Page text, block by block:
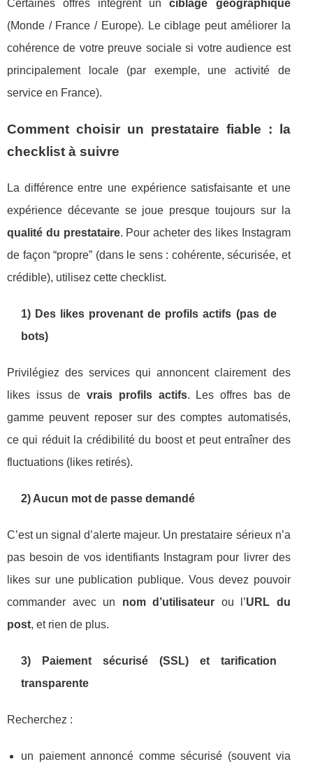
Certaines offres intègrent unciblage géographique
(Monde / France / Europe). Le ciblage peut améliorer la
cohérence de votre preuve sociale si votre audience est
principalement locale (par exemple, une activité de
service en France).
Comment choisir un prestataire fiable : la
checklist à suivre
La différence entre une expérience satisfaisante et une
expérience décevante se joue presque toujours sur la
qualité du prestataire. Pour acheter des likes Instagram
de façon “propre” (dans le sens : cohérente, sécurisée, et
crédible), utilisez cette checklist.
1) Des likes provenant de profils actifs (pas de
bots)
Privilégiez des services qui annoncent clairement des
likes issus devrais profils actifs. Les offres bas de
gamme peuvent reposer sur des comptes automatisés,
ce qui réduit la crédibilité du boost et peut entraîner des
fluctuations (likes retirés).
2) Aucun mot de passe demandé
C’est un signal d’alerte majeur. Un prestataire sérieux n’a
pas besoin de vos identifiants Instagram pour livrer des
likes sur une publication publique. Vous devez pouvoir
commander avec un nom d’utilisateur ou l’URL du
post, et rien de plus.
3) Paiement sécurisé (SSL) et tarification
transparente
Recherchez :
un paiement annoncé comme sécurisé (souvent via